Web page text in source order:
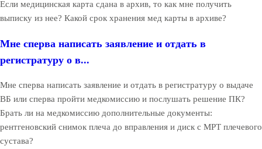
Если медицинская карта сдана в архив, то как мне получить
выписку из нее? Какой срок хранения мед карты в архиве?
Мне сперва написать заявление и отдать в
регистратуру о в...
Мне сперва написать заявление и отдать в регистратуру о выдаче
ВБ или сперва пройти медкомиссию и послушать решение ПК?
Брать ли на медкомиссию дополнительные документы:
рентгеновский снимок плеча до вправления и диск с МРТ плечевого
сустава?